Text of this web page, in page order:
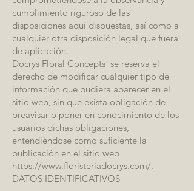
cumplimiento riguroso de las
disposiciones aquí dispuestas, así como a
cualquier otra disposición legal que fuera
de aplicación.
Docrys Floral Concepts se reserva el
derecho de modificar cualquier tipo de
información que pudiera aparecer en el
sitio web, sin que exista obligación de
preavisar o poner en conocimiento de los
usuarios dichas obligaciones,
entendiéndose como suficiente la
publicación en el sitio web
https://www.floristeriadocrys.com/.
​DATOS IDENTIFICATIVOS